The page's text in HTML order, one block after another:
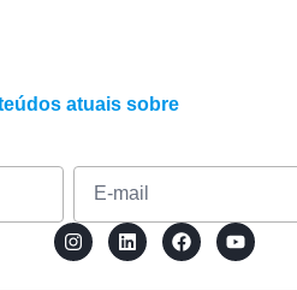
atuais sobre